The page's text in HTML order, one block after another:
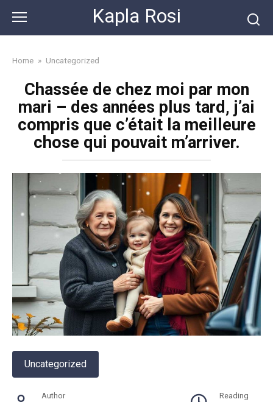
content
Kapla Rosi
Home » Uncategorized
Chassée de chez moi par mon
mari – des années plus tard, j’ai
compris que c’était la meilleure
chose qui pouvait m’arriver.
Uncategorized
Author Reading